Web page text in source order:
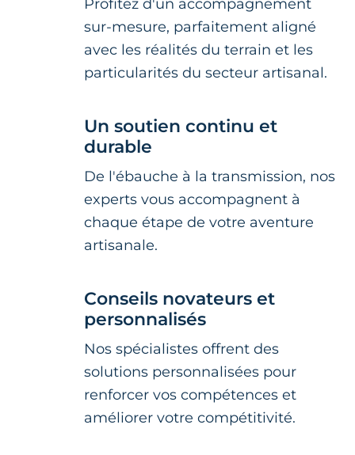
Profitez d'un accompagnement
sur-mesure, parfaitement aligné
avec les réalités du terrain et les
particularités du secteur artisanal.
Un soutien continu et
durable
De l'ébauche à la transmission, nos
experts vous accompagnent à
chaque étape de votre aventure
artisanale.
Conseils novateurs et
personnalisés
Nos spécialistes offrent des
solutions personnalisées pour
renforcer vos compétences et
améliorer votre compétitivité.